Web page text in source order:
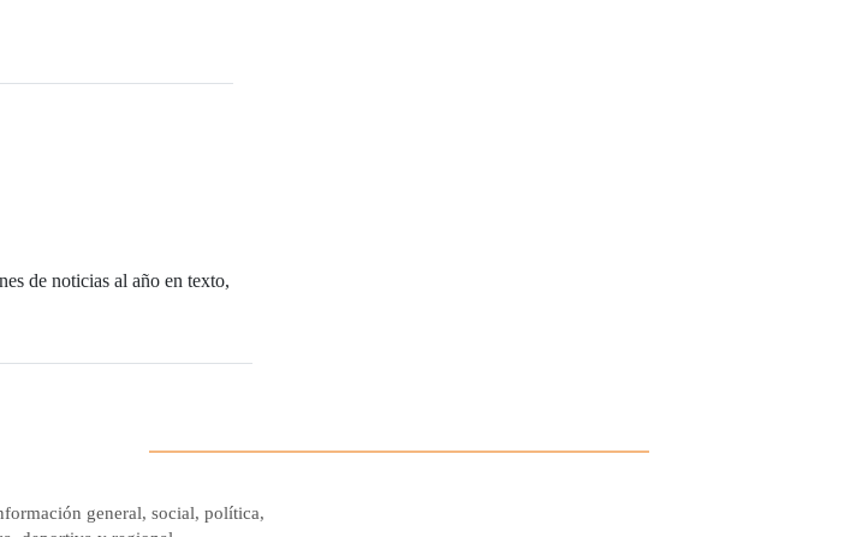
de noticias al año en texto,
general, social, política,